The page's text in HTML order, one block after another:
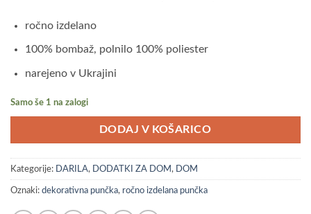
ročno izdelano
100% bombaž, polnilo 100% poliester
narejeno v Ukrajini
Samo še 1 na zalogi
DODAJ V KOŠARICO
Kategorije: DARILA, DODATKI ZA DOM , DOM
Oznaki: dekorativna punčka, ročno izdelana punčka